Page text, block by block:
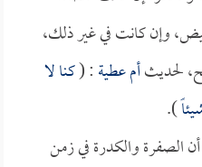
وإن كانت في غير ذلك،
لحديثأم عطية: (كنا لا
).
الصفرة والكدرة في زمن